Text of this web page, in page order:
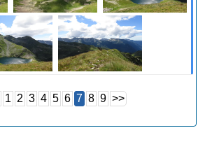
1 2 3 4 5 6 7 8 9 >>